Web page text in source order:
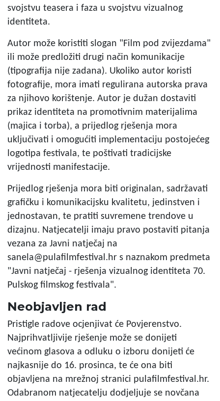
svojstvu teasera i faza u svojstvu vizualnog
identiteta.
Autor može koristiti slogan "Film pod zvijezdama"
ili može predložiti drugi način komunikacije
(tipografija nije zadana). Ukoliko autor koristi
fotografije, mora imati regulirana autorska prava
za njihovo korištenje. Autor je dužan dostaviti
prikaz identiteta na promotivnim materijalima
(majica i torba), a prijedlog rješenja mora
uključivati i omogućiti implementaciju postojećeg
logotipa festivala, te poštivati tradicijske
vrijednosti manifestacije.
Prijedlog rješenja mora biti originalan, sadržavati
grafičku i komunikacijsku kvalitetu, jedinstven i
jednostavan, te pratiti suvremene trendove u
dizajnu. Natjecatelji imaju pravo postaviti pitanja
vezana za Javni natječaj na
sanela@pulafilmfestival.hr s naznakom predmeta
"Javni natječaj - rješenja vizualnog identiteta 70.
Pulskog filmskog festivala".
Neobjavljen rad
Pristigle radove ocjenjivat će Povjerenstvo.
Najprihvatljivije rješenje može se donijeti
većinom glasova a odluku o izboru donijeti će
najkasnije do 16. prosinca, te će ona biti
objavljena na mrežnoj stranici pulafilmfestival.hr.
Odabranom natjecatelju dodjeljuje se novčana